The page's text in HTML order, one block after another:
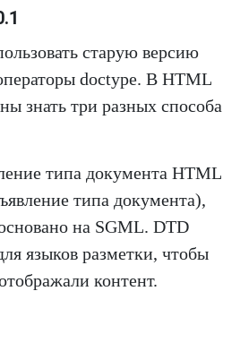
старую версию
doctype. В HTML
знать три разных способа
типа документа HTML
типа документа),
на SGML. DTD
языков разметки, чтобы
контент.